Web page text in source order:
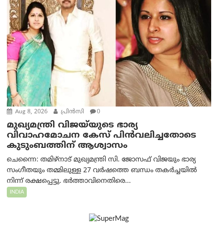
Aug 8, 2026 പ്രിന്‍സി 0
മുഖ്യമന്ത്രി വിജയ്‌യുടെ ഭാര്യ
വിവാഹമോചന കേസ് പിൻവലിച്ചതോടെ
കുടുംബത്തിന് ആശ്വാസം
ചെന്നൈ: തമിഴ്‌നാട് മുഖ്യമന്ത്രി സി. ജോസഫ് വിജയും ഭാര്യ
സംഗീതയും തമ്മിലുള്ള 27 വർഷത്തെ ബന്ധം തകർച്ചയിൽ
നിന്ന് രക്ഷപ്പെട്ടു. ഭർത്താവിനെതിരെ...
INDIA